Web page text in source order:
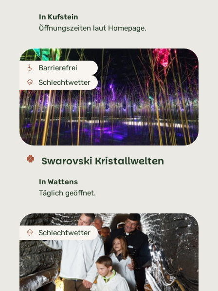
In Kufstein
Öffnungszeiten laut Homepage.
Barrierefrei
Schlechtwetter
Swarovski Kristallwelten
In Wattens
Täglich geöffnet.
Schlechtwetter